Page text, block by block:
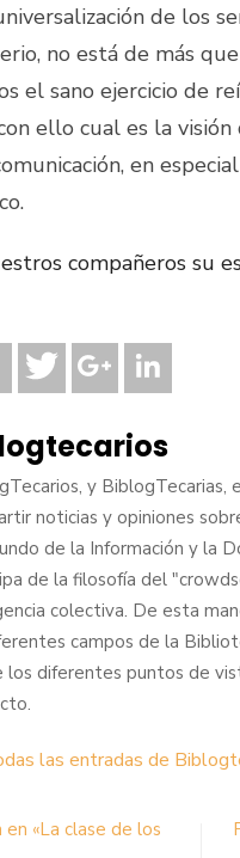
de los
no está de más
el sano ejercicio de
ello cual es la
en
compañeros su
y BiblogTecarias,
noticias y opiniones
de la Información y la
de la filosofía del
colectiva. De esta
campos de la
los diferentes puntos de
las entradas de
en «La clase de los